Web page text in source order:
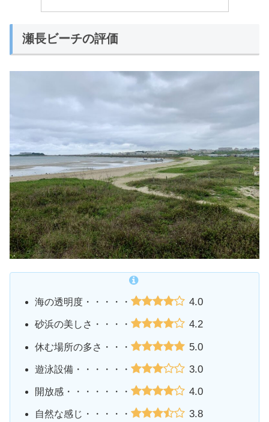
瀬長ビーチの評価
海の透明度・・・・・ 4.0
砂浜の美しさ・・・・ 4.2
休む場所の多さ・・・ 5.0
遊泳設備・・・・・・ 3.0
開放感・・・・・・・ 4.0
自然な感じ・・・・・ 3.8